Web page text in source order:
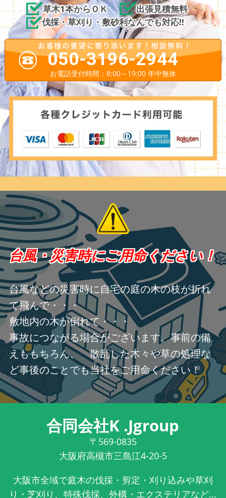
草木1本からＯＫ
出張見積無料
伐採・草刈り・敷砂利なんでも対応!!
050-3196-2944
お電話受付時間：8:00～19:00 年中無休
台風・災害時にご用命ください！
台風などの災害時に自宅の庭の木の枝が折れ
て飛んで・・・
敷地内の木が倒れて・・・
事故につながる場合がございます。事前の備
えももちろん、 散乱した木々や草の処理な
ど事後のことでも当社をご用命ください！
合同会社K .Jgroup
〒569-0835
大阪府高槻市三島江4-20-5
大阪市全域で庭木の伐採・剪定・刈り込みや草刈
り・芝刈り、特殊伐採、外構・エクステリアなど...